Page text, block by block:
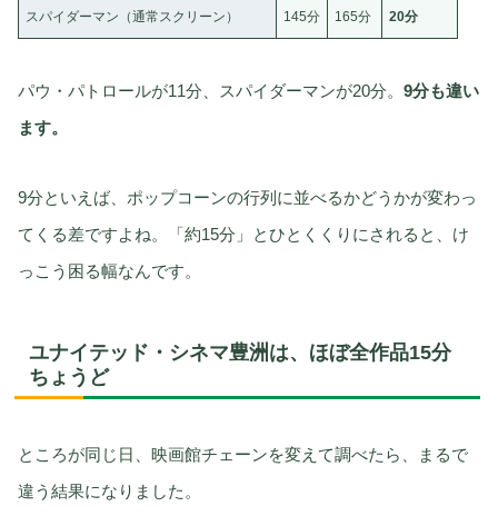
スパイダーマン（通常スクリーン） 145分 165分 20分
パウ・パトロールが11分、スパイダーマンが20分。 9分も違い
ます。
9分といえば、ポップコーンの行列に並べるかどうかが変わっ
てくる差ですよね。「約15分」とひとくくりにされると、け
っこう困る幅なんです。
ユナイテッド・シネマ豊洲は、ほぼ全作品15分
ちょうど
ところが同じ日、映画館チェーンを変えて調べたら、まるで
違う結果になりました。